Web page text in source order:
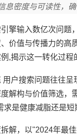
息密度与可读性，
擎输入数亿次问
价值与传播力的
,揭示这一转化过程
户搜索问题往往
解构与价值筛选
是健康减脂还是
解，以"2024年最